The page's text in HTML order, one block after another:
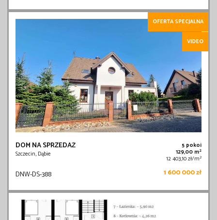
OFERTA SPECJALNA
VIDEO
DOM NA SPRZEDAŻ
Szczecin, Dąbie
5 pokoi
129,00 m2
12 403,10 zł/m2
DNW-DS-388 1 600 000 zł